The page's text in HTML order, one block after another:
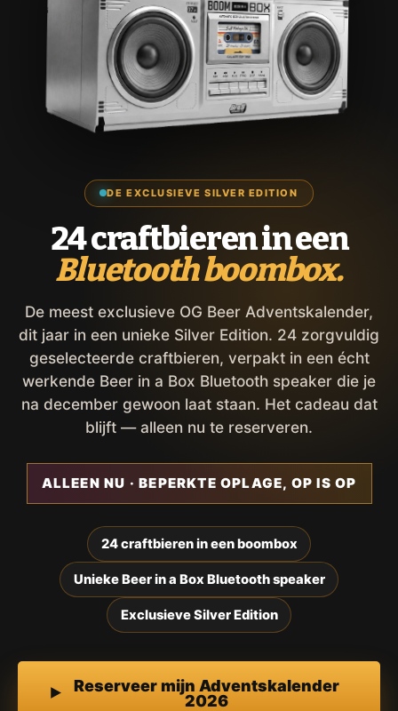
DE EXCLUSIEVE SILVER EDITION
24 craftbieren in een
Bluetooth boombox.
De meest exclusieve OG Beer Adventskalender,
dit jaar in een unieke Silver Edition. 24 zorgvuldig
geselecteerde craftbieren, verpakt in een écht
werkende Beer in a Box Bluetooth speaker die je
na december gewoon laat staan. Het cadeau dat
blijft — alleen nu te reserveren.
ALLEEN NU · BEPERKTE OPLAGE, OP IS OP
24 craftbieren in een boombox
Unieke Beer in a Box Bluetooth speaker
Exclusieve Silver Edition
Reserveer mijn Adventskalender
2026